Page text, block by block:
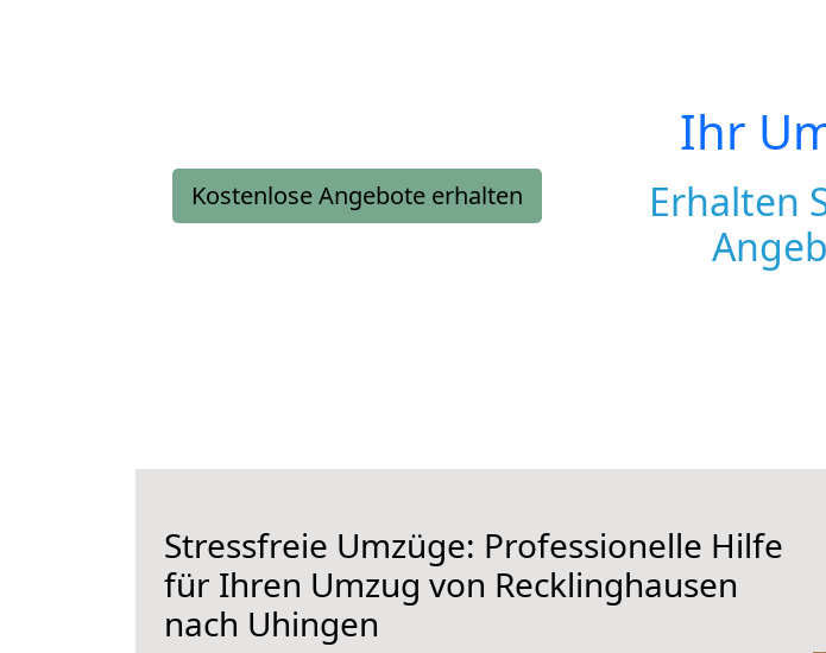
Kostenlose Angebote erhalten
Ihr
Erhalten
Stressfreie Umzüge: Professionelle Hilfe
für Ihren Umzug von Recklinghausen
nach Uhingen